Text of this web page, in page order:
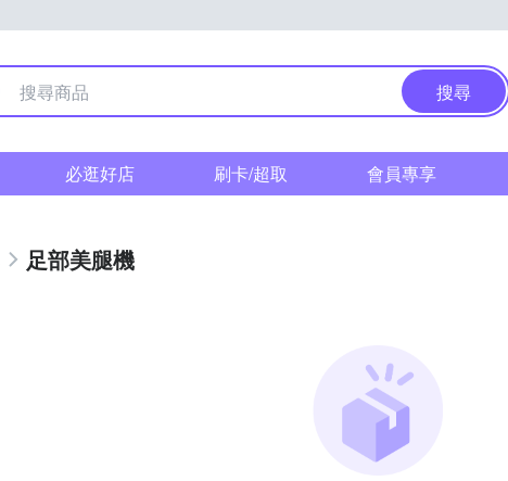
搜尋
必逛好店 刷卡/超取 會員專享
足部美腿機